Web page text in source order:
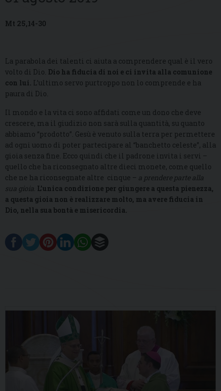
Mt 25,14-30
La parabola dei talenti ci aiuta a comprendere qual è il vero
volto di Dio. Dio ha fiducia di noi e ci invita alla comunione
con lui. L’ultimo servo purtroppo non lo comprende e ha
paura di Dio.
Il mondo e la vita ci sono affidati come un dono che deve
crescere, ma il giudizio non sarà sulla quantità, su quanto
abbiamo “prodotto”. Gesù è venuto sulla terra per permettere
ad ogni uomo di poter partecipare al “banchetto celeste”, alla
gioia senza fine. Ecco quindi che il padrone invita i servi –
quello che ha riconsegnato altre dieci monete, come quello
che ne ha riconsegnate altre cinque – a prendere parte alla
sua gioia. L’unica condizione per giungere a questa pienezza,
a questa gioia non è realizzare molto, ma avere fiducia in
Dio, nella sua bontà e misericordia.